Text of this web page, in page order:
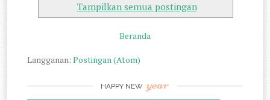
Tampilkan semua postingan
Beranda
Langganan:Postingan (Atom)
HAPPY NEW year